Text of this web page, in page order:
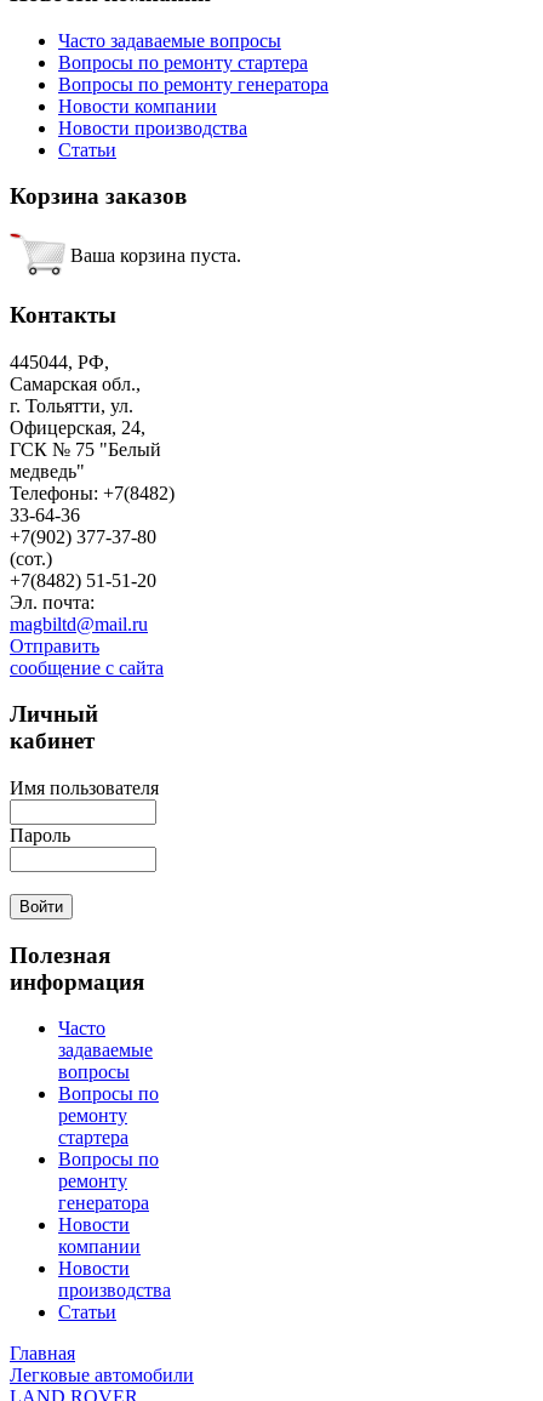
Часто задаваемые вопросы
Вопросы по ремонту стартера
Вопросы по ремонту генератора
Новости компании
Новости производства
Статьи
Корзина заказов
Ваша корзина пуста.
Контакты
445044, РФ,
Самарская обл.,
г. Тольятти, ул.
Офицерская, 24,
ГСК № 75 "Белый
медведь"
Телефоны: +7(8482)
33-64-36
+7(902) 377-37-80
(сот.)
+7(8482) 51-51-20
Эл. почта:
magbiltd@mail.ru
Отправить
сообщение с сайта
Личный
кабинет
Имя пользователя
Пароль
Полезная
информация
Часто
задаваемые
вопросы
Вопросы по
ремонту
стартера
Вопросы по
ремонту
генератора
Новости
компании
Новости
производства
Статьи
Главная
Легковые автомобили